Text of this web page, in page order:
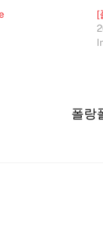
[
폴랑